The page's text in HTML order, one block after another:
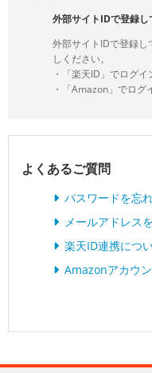
外部サイトIDで登録し
外部サイトIDで登録
しください。
・「楽天ID」でログイ
・「Amazon」でログ
よくあるご質問
パスワードを忘
メールアドレス
楽天ID連携につ
Amazonアカウ